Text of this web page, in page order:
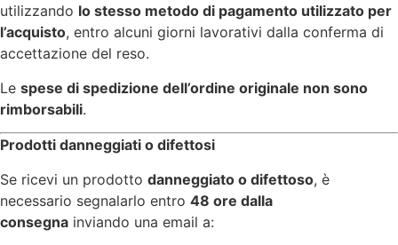
utilizzando lo stesso metodo di pagamento utilizzato per
l’acquisto, entro alcuni giorni lavorativi dalla conferma di
accettazione del reso.
Le spese di spedizione dell’ordine originale non sono
rimborsabili.
Prodotti danneggiati o difettosi
Se ricevi un prodotto danneggiato o difettoso, è
necessario segnalarlo entro 48 ore dalla
consegna inviando una email a: